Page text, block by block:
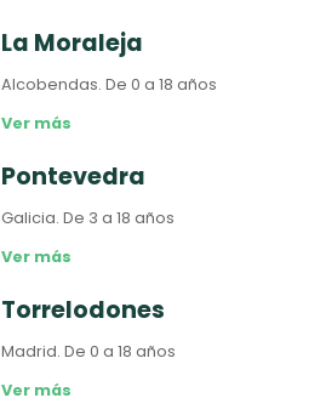
La Moraleja
Alcobendas.De 0 a 18 años
Ver más
Pontevedra
Galicia.De 3 a 18 años
Ver más
Torrelodones
Madrid.De 0 a 18 años
Ver más